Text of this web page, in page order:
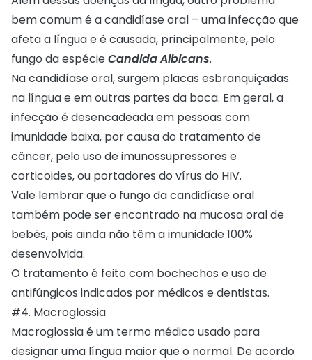
bem comum é a candidíase oral – uma infecção que
afeta a língua e é causada, principalmente, pelo
fungo da espécieCandida Albicans.
Na candidíase oral, surgem placas esbranquiçadas
na língua e em outras partes da boca. Em geral, a
infecção é desencadeada em pessoas com
imunidade baixa, por causa do tratamento de
câncer, pelo uso de imunossupressores e
corticoides, ou portadores do vírus do HIV.
Vale lembrar que o fungo da candidíase oral
também pode ser encontrado na mucosa oral de
bebês, pois ainda não têm a imunidade 100%
desenvolvida.
O tratamento é feito com bochechos e uso de
antifúngicos indicados por médicos e dentistas.
#4. Macroglossia
Macroglossia é um termo médico usado para
designar uma língua maior que o normal. De acordo